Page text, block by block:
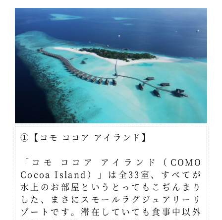
①【コモ ココア アイランド】
「コモ ココア アイランド（COMO
Cocoa Island）」は全33室、すべてが
水上のお部屋というとってもこぢんまり
した、まさにスモールラグジュアリーリ
ゾートです。滞在していても食事中以外